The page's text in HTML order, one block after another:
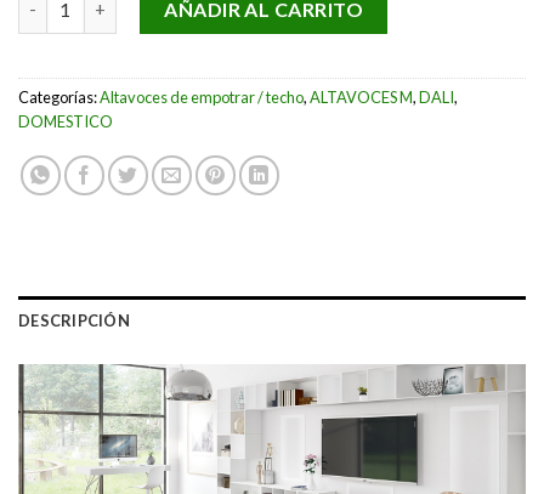
AÑADIR AL CARRITO
Categorías:Altavoces de empotrar / techo,ALTAVOCES M,DALI,
DOMESTICO
DESCRIPCIÓN